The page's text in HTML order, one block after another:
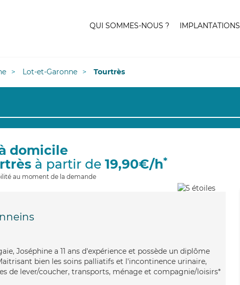
QUI SOMMES-NOUS ? IMPLANTATIONS
Lot-et-Garonne Tourtrès
domicile
à partir de 19,90€/h*
au moment de la demande
Joséphine a 11 ans d'expérience et possède un diplôme
bien les soins palliatifs et l'incontinence urinaire,
de lever/coucher, transports, ménage et compagnie/loisirs*